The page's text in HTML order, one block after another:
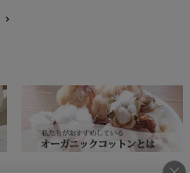
chevron_right